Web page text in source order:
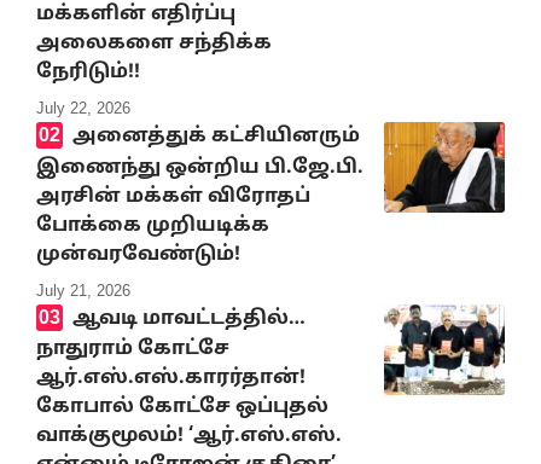
மக்களின் எதிர்ப்பு
அலைகளை சந்திக்க
நேரிடும்!!
July 22, 2026
அனைத்துக் கட்சியினரும்
இணைந்து ஒன்றிய பி.ஜே.பி.
அரசின் மக்கள் விரோதப்
போக்கை முறியடிக்க
முன்வரவேண்டும்!
July 21, 2026
ஆவடி மாவட்டத்தில்…
நாதுராம் கோட்சே
ஆர்.எஸ்.எஸ்.காரர்தான்!
கோபால் கோட்சே ஒப்புதல்
வாக்குமூலம்! ‘ஆர்.எஸ்.எஸ்.